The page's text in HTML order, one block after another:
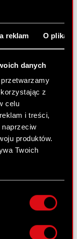
reklam O
danych
przetwarzamy
z
celu
i treści,
produktów.
Twoich
nawet
aktywnie
Serii D
GPW
GPW